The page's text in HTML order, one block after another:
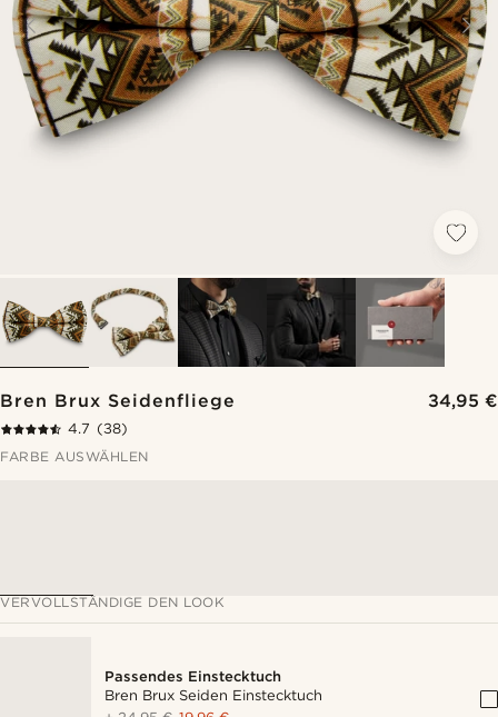
Bren Brux Seidenfliege 34,95 €
4.7 (38)
FARBE AUSWÄHLEN
VERVOLLSTÄNDIGE DEN LOOK
Passendes Einstecktuch
Bren Brux Seiden Einstecktuch